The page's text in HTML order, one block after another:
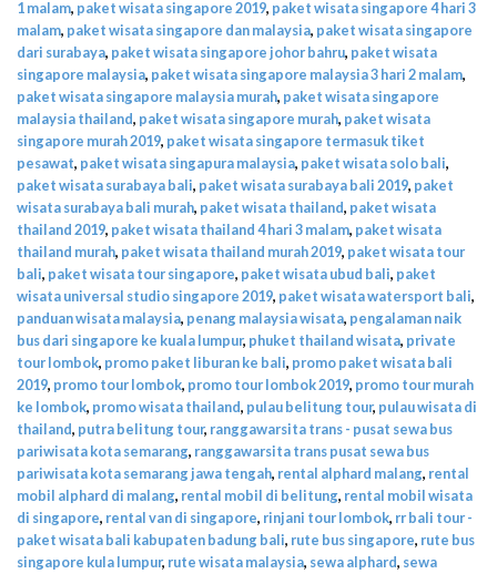
1 malam, paket wisata singapore 2019, paket wisata singapore 4 hari 3
malam, paket wisata singapore dan malaysia, paket wisata singapore
dari surabaya, paket wisata singapore johor bahru, paket wisata
singapore malaysia, paket wisata singapore malaysia 3 hari 2 malam,
paket wisata singapore malaysia murah, paket wisata singapore
malaysia thailand, paket wisata singapore murah, paket wisata
singapore murah 2019, paket wisata singapore termasuk tiket
pesawat, paket wisata singapura malaysia, paket wisata solo bali,
paket wisata surabaya bali, paket wisata surabaya bali 2019, paket
wisata surabaya bali murah, paket wisata thailand, paket wisata
thailand 2019, paket wisata thailand 4 hari 3 malam, paket wisata
thailand murah, paket wisata thailand murah 2019, paket wisata tour
bali, paket wisata tour singapore, paket wisata ubud bali, paket
wisata universal studio singapore 2019, paket wisata watersport bali,
panduan wisata malaysia, penang malaysia wisata, pengalaman naik
bus dari singapore ke kuala lumpur, phuket thailand wisata, private
tour lombok, promo paket liburan ke bali, promo paket wisata bali
2019, promo tour lombok, promo tour lombok 2019, promo tour murah
ke lombok, promo wisata thailand, pulau belitung tour, pulau wisata di
thailand, putra belitung tour, ranggawarsita trans - pusat sewa bus
pariwisata kota semarang, ranggawarsita trans pusat sewa bus
pariwisata kota semarang jawa tengah, rental alphard malang, rental
mobil alphard di malang, rental mobil di belitung, rental mobil wisata
di singapore, rental van di singapore, rinjani tour lombok, rr bali tour -
paket wisata bali kabupaten badung bali, rute bus singapore, rute bus
singapore kula lumpur, rute wisata malaysia, sewa alphard, sewa